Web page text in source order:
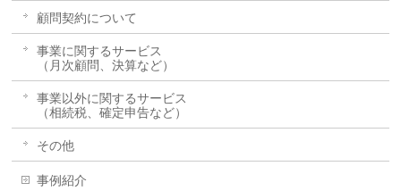
顧問契約について
事業に関するサービス
（月次顧問、決算など）
事業以外に関するサービス
（相続税、確定申告など）
その他
事例紹介